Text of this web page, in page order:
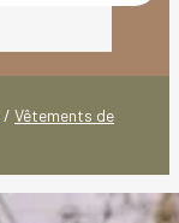
/ Vêtements de